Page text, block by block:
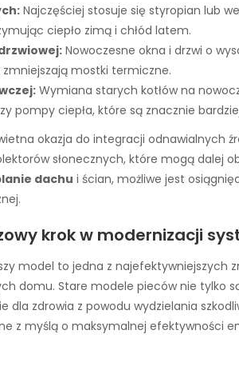
Najczęściej stosuje się styropian lub
ciepło zimą i chłód latem.
Nowoczesne okna i drzwi o
mostki termiczne.
Wymiana starych kotłów na
pompy ciepła, które są znacznie
okazja do integracji odnawialnych
słonecznych, które mogą dalej
dachu i ścian, możliwe jest
krok w modernizacji
model to jedna z najefektywniejszych
domu. Stare modele pieców nie tylko
dla zdrowia z powodu wydzielania
z myślą o maksymalnej efektywności